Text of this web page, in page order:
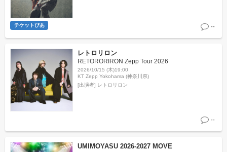
チケットぴあ --
レトロリロン
RETORORIRON Zepp Tour 2026
2026/10/15 (木)19:00
KT Zepp Yokohama (神奈川県)
[出演者] レトロリロン
--
UMIMOYASU 2026-2027 MOVE